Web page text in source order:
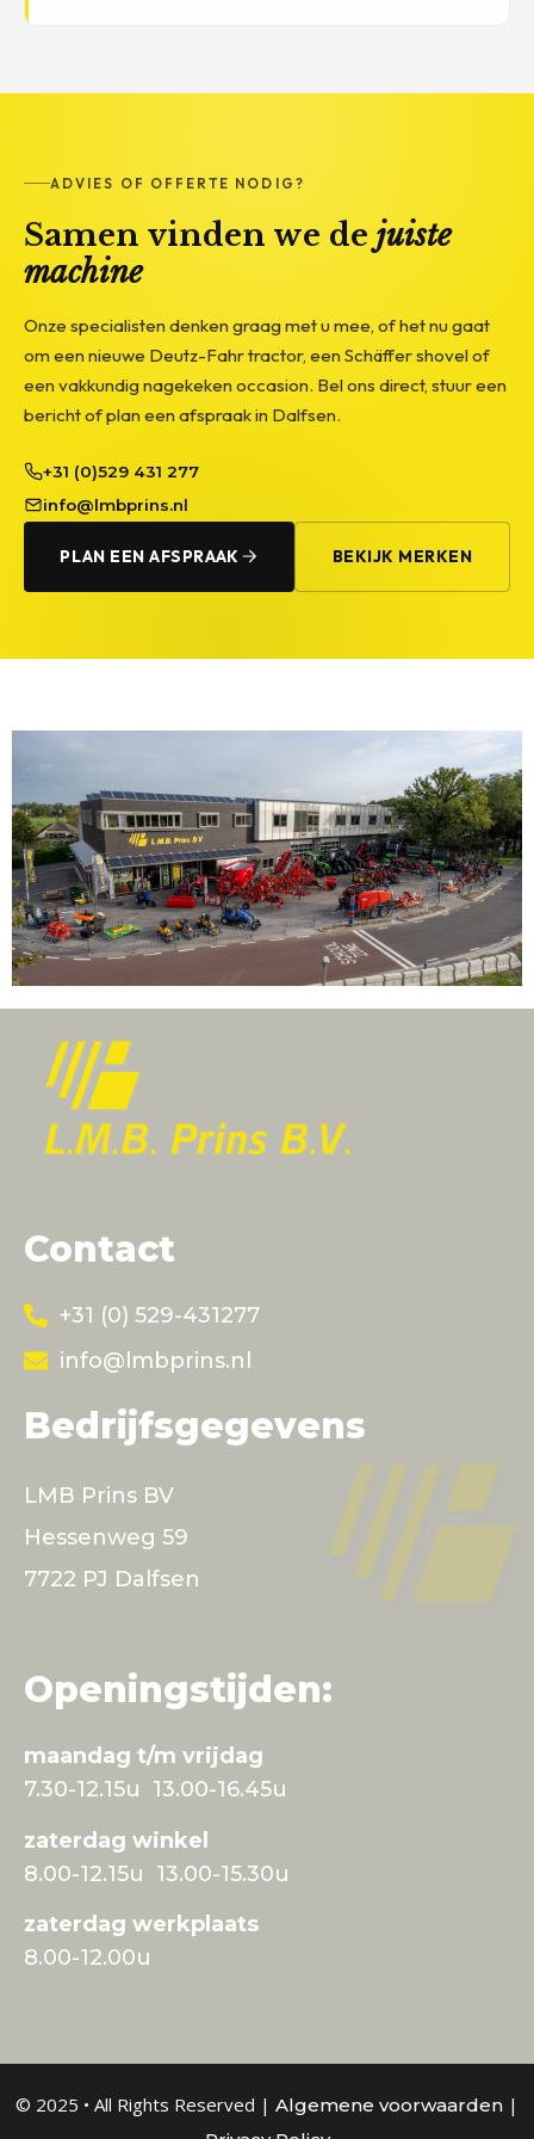
ADVIES OF OFFERTE NODIG?
Samen vinden we de juiste
machine
Onze specialisten denken graag met u mee, of het nu gaat
om een nieuwe Deutz-Fahr tractor, een Schäffer shovel of
een vakkundig nagekeken occasion. Bel ons direct, stuur een
bericht of plan een afspraak in Dalfsen.
+31 (0)529 431 277
info@lmbprins.nl
PLAN EEN AFSPRAAK BEKIJK MERKEN
Contact
+31 (0) 529-431277
info@lmbprins.nl
Bedrijfsgegevens
LMB Prins BV
Hessenweg 59
7722 PJ Dalfsen
Openingstijden:
maandag t/m vrijdag
7.30-12.15u 13.00-16.45u
zaterdag winkel
8.00-12.15u 13.00-15.30u
zaterdag werkplaats
8.00-12.00u
© 2025 • All Rights Reserved | Algemene voorwaarden |